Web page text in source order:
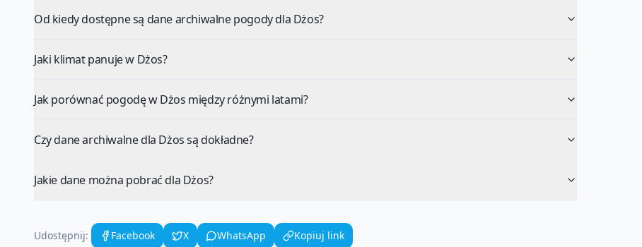
Od kiedy dostępne są dane archiwalne pogody dla Dżos?
Jaki klimat panuje w Dżos?
Jak porównać pogodę w Dżos między różnymi latami?
Czy dane archiwalne dla Dżos są dokładne?
Jakie dane można pobrać dla Dżos?
Udostępnij: Facebook X WhatsApp Kopiuj link